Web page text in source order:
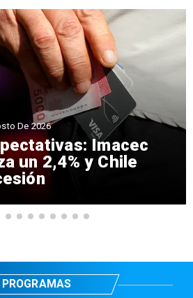
Imacec
un 2,4% y Chile
De 2026
PROGRAMAS